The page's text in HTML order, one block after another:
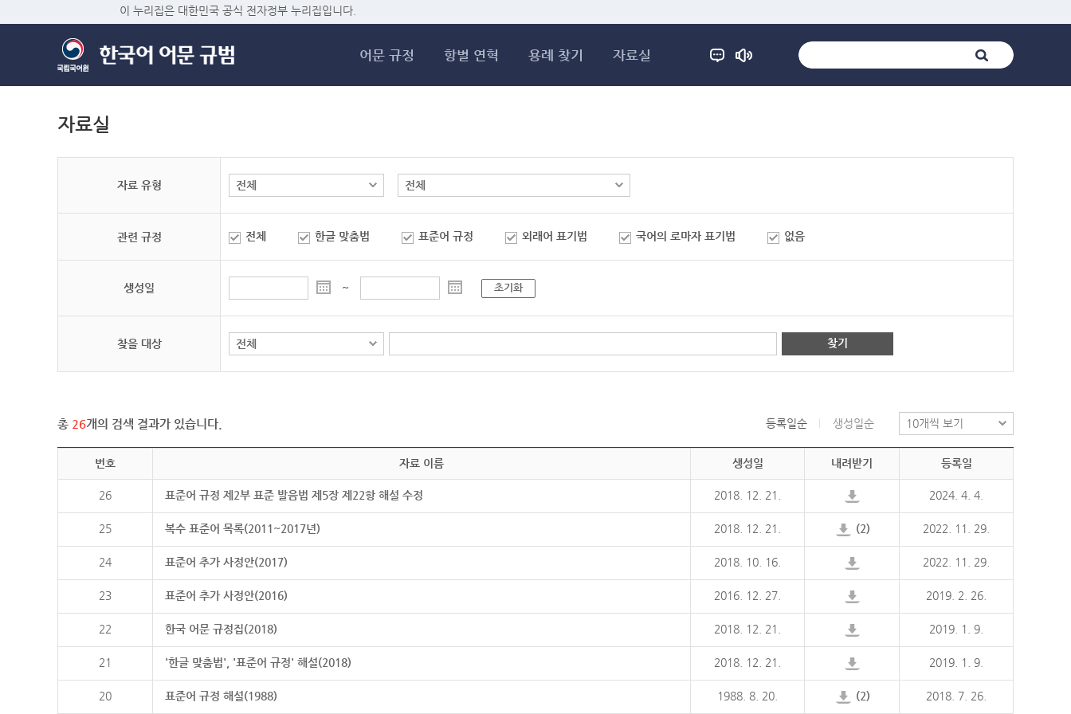
이 누리집은 대한민국 공식 전자정부 누리집입니다.
어문 규정 항별 연혁 용례 찾기 자료실
자료실
자료 유형
관련 규정 전체 한글 맞춤법 표준어 규정 외래어 표기법 국어의 로마자 표기법 없음
생성일 ~ 초기화
찾을 대상 찾기
총 26개의 검색 결과가 있습니다. 등록일순 생성일순
번호 자료 이름 생성일 내려받기 등록일
26 표준어 규정 제2부 표준 발음법 제5장 제22항 해설 수정 2018. 12. 21. 2024. 4. 4.
25 복수 표준어 목록(2011~2017년) 2018. 12. 21. (2) 2022. 11. 29.
24 표준어 추가 사정안(2017) 2018. 10. 16. 2022. 11. 29.
23 표준어 추가 사정안(2016) 2016. 12. 27. 2019. 2. 26.
22 한국 어문 규정집(2018) 2018. 12. 21. 2019. 1. 9.
21 '한글 맞춤법', '표준어 규정' 해설(2018) 2018. 12. 21. 2019. 1. 9.
20 표준어 규정 해설(1988) 1988. 8. 20. (2) 2018. 7. 26.